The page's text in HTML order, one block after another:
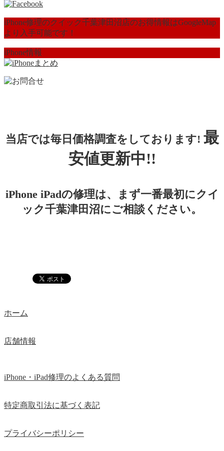
iPhone修理のクイック千葉津田沼店のお得情報はGoogleMap
より入手可能です！
iPhone情報
当店では毎日価格調査をしております! 最
安値更新中!!
iPhone iPadの修理は、まず一番最初にクイ
ック千葉津田沼にご相談ください。
ホーム
店舗情報
iPhone・iPad修理のよくある質問
特定商取引法に基づく表記
プライバシーポリシー